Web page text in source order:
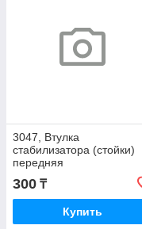
3047, Втулка
стабилизатора (стойки)
передняя
300 ₸
Купить